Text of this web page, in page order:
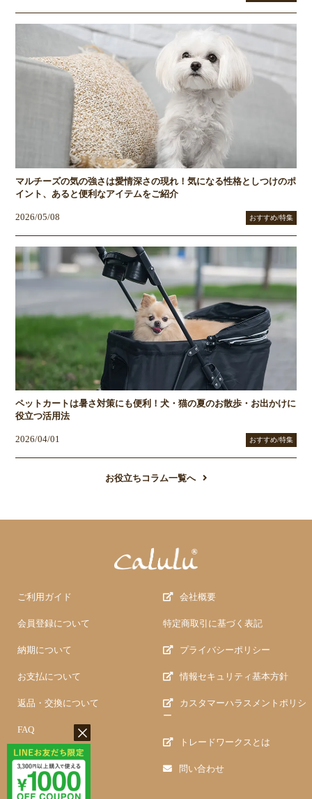
マルチーズの気の強さは愛情深さの現れ！気になる性格としつけのポ
イント、あると便利なアイテムをご紹介
2026/05/08 おすすめ/特集
ペットカートは暑さ対策にも便利！犬・猫の夏のお散歩・お出かけに
役立つ活用法
2026/04/01 おすすめ/特集
お役立ちコラム一覧へ
ご利用ガイド
会員登録について
納期について
お支払について
返品・交換について
FAQ
会社概要
特定商取引に基づく表記
プライバシーポリシー
情報セキュリティ基本方針
カスタマーハラスメントポリシ
ー
トレードワークスとは
問い合わせ